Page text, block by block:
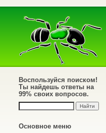
Воспользуйся поиском!
Ты найдешь ответы на
99% своих вопросов.
Основное меню